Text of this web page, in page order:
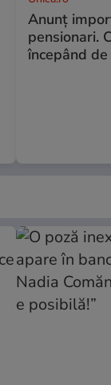
Anunț
pensionari.
începând